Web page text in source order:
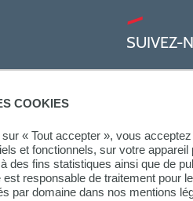
COOKIES
sur « Tout accepter », vous
et fonctionnels, sur votre
des fins statistiques ainsi que de
est responsable de traitement pour
par domaine dans nos mentions
SUIVEZ-